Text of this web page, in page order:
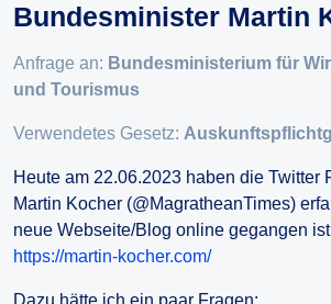
Bundesminister Martin
Anfrage an: Bundesministerium für
und Tourismus
Verwendetes Gesetz:
Heute am 22.06.2023 haben die Twitter
Martin Kocher (@MagratheanTimes)
neue Webseite/Blog online gegangen
https://martin-kocher.com/
Dazu hätte ich ein paar Fragen: